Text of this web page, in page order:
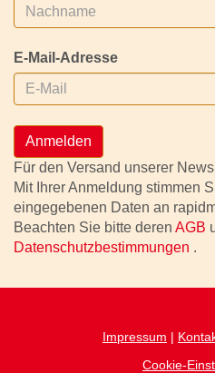
E-Mail-Adresse
Anmelden
Für den Versand unserer
Mit Ihrer Anmeldung stimmen
eingegebenen Daten an
Beachten Sie bitte deren AGB
Datenschutzbestimmungen .
Impressum |
Cookie-